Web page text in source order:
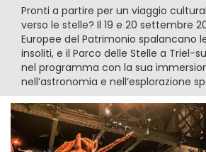
Pronti a partire per un viaggio
verso le stelle? Il 19 e 20 settembre
Europee del Patrimonio spalancano
insoliti, e il Parco delle Stelle a Triel-
nel programma con la sua
nell’astronomia e nell’esplorazione